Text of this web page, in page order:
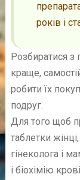
років і
Розбиратися з
краще,
робити їх
подруг.
Для того щоб
таблетки
гінеколога і
і біохімію